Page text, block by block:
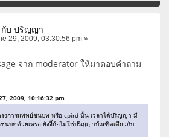
กับ ปริญญา
29, 2009, 03:30:56 pm »
จาก moderator ให้มาตอบคำถาม
2009, 10:16:32 pm
งการแพทย์ชนบท หรือ cpird นั้น เวลาได้ปริญญา มี
ชนบทด้วยเหรอ ยังงี้ก้อไม่ใช่ปริญญาบัณฑิตเดียวกับ